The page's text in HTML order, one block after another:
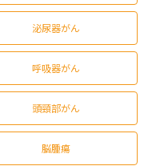
泌尿器がん
呼吸器がん
頭頸部がん
脳腫瘍